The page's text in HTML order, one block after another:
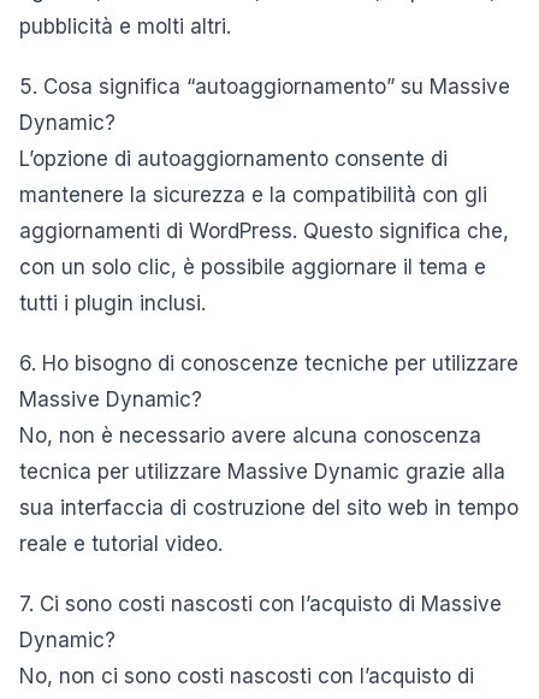
pubblicità e molti altri.
5. Cosa significa “autoaggiornamento” su Massive
Dynamic?
L’opzione di autoaggiornamento consente di
mantenere la sicurezza e la compatibilità con gli
aggiornamenti di WordPress. Questo significa che,
con un solo clic, è possibile aggiornare il tema e
tutti i plugin inclusi.
6. Ho bisogno di conoscenze tecniche per utilizzare
Massive Dynamic?
No, non è necessario avere alcuna conoscenza
tecnica per utilizzare Massive Dynamic grazie alla
sua interfaccia di costruzione del sito web in tempo
reale e tutorial video.
7. Ci sono costi nascosti con l’acquisto di Massive
Dynamic?
No, non ci sono costi nascosti con l’acquisto di